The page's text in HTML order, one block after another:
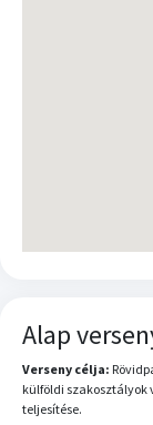
Alap
Verseny célja:
külföldi szakosztályok
teljesítése.